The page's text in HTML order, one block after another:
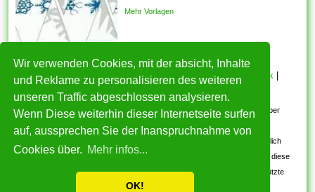
Wir verwenden Cookies, mit der absicht, Inhalte
und Reklame zu personalisieren des weiteren
unseren Traffic abgeschlossen analysieren.
Wenn Diese weiterhin dieser Internetseite surfen
auf, aussprechen Sie der Inanspruchnahme von
Cookies über. Mehr infos...
OK!
Mehr Vorlagen
HOME Datenschutzerklärung |Cookie Politik
Copyright
Nutzungsbedingungen
Alle eingereichten Inhalte bleiben dem ursprünglichen Copyright-Inhaber
urheberrechtlich geschützt. Bitte beachten Sie: Bilder sind für den
persönlichen, nicht-kommerziellen Gebrauch. Wenn Sie urheberrechtlich
geschützte Bilder gefunden haben, wenden Sie sich an uns. Wir werden diese
umgehend entfernen. Wir beabsichtigen nicht, urheberrechtlich geschützte
Bilder anzuzeigen.